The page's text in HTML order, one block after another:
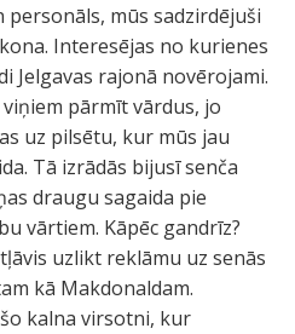
personāls, mūs sadzirdējuši
Interesējas no kurienes
Jelgavas rajonā novērojami.
pārmīt vārdus, jo
uz pilsētu, kur mūs jau
Tā izrādās bijusī senča
draugu sagaida pie
vārtiem. Kāpēc gandrīz?
uzlikt reklāmu uz senās
kā Makdonaldam.
kalna virsotni, kur